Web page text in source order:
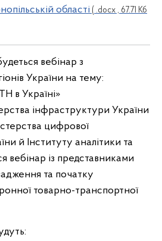
області ( .docx , 67.71 Кб
вебінар з
України на тему:
в Україні»
інфраструктури України
цифрової
й Інституту аналітики та
вебінар із представниками
та початку
товарно-транспортної